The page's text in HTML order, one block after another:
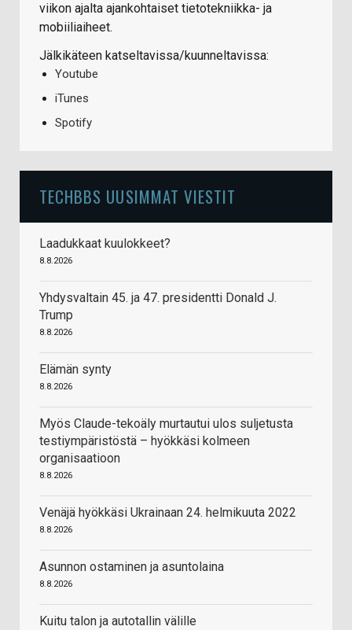
viikon ajalta ajankohtaiset tietotekniikka- ja
mobiiliaiheet.
Jälkikäteen katseltavissa/kuunneltavissa:
Youtube
iTunes
Spotify
TECHBBS UUSIMMAT VIESTIT
Laadukkaat kuulokkeet?
8.8.2026
Yhdysvaltain 45. ja 47. presidentti Donald J.
Trump
8.8.2026
Elämän synty
8.8.2026
Myös Claude-tekoäly murtautui ulos suljetusta
testiympäristöstä – hyökkäsi kolmeen
organisaatioon
8.8.2026
Venäjä hyökkäsi Ukrainaan 24. helmikuuta 2022
8.8.2026
Asunnon ostaminen ja asuntolaina
8.8.2026
Kuitu talon ja autotallin välille